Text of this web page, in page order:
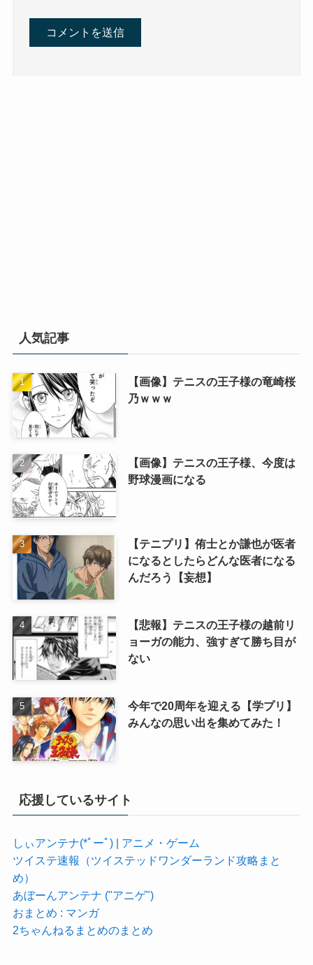
人気記事
【画像】テニスの王子様の竜崎桜
乃ｗｗｗ
【画像】テニスの王子様、今度は
野球漫画になる
【テニプリ】侑士とか謙也が医者
になるとしたらどんな医者になる
んだろう【妄想】
【悲報】テニスの王子様の越前リ
ョーガの能力、強すぎて勝ち目が
ない
今年で20周年を迎える【学プリ】
みんなの思い出を集めてみた！
応援しているサイト
しぃアンテナ(*ﾟーﾟ) | アニメ・ゲーム
ツイステ速報（ツイステッドワンダーランド攻略まと
め）
あぼーんアンテナ ("アニゲ")
おまとめ : マンガ
2ちゃんねるまとめのまとめ